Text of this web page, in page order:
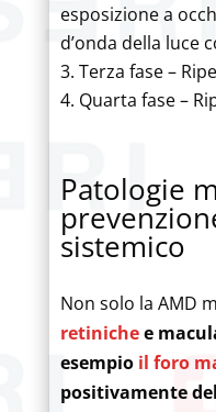
esposizione a
d’onda della luce
Terza fase –
Quarta fase –
Patologie
sistemico
Non solo la AMD
retinichee
esempio il foro
positivamente